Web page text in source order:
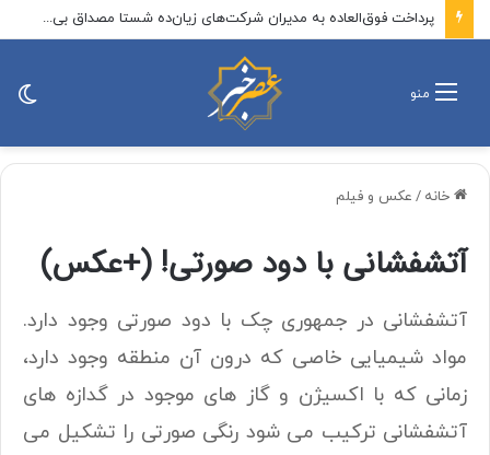
پرداخت فوق‌العاده به مدیران شرکت‌های زیان‌ده شستا مصداق بی‌عدالتی در حق بیمه‌شدگان است
منو
خانه / عکس و فیلم
آتشفشانی با دود صورتی! (+عکس)
آتشفشانی در جمهوری چک با دود صورتی وجود دارد.
مواد شیمیایی خاصی که درون آن منطقه وجود دارد،
زمانی که با اکسیژن و گاز های موجود در گدازه های
آتشفشانی ترکیب می شود رنگی صورتی را تشکیل می